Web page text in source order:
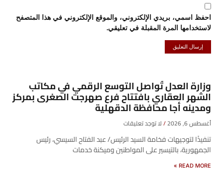
احفظ اسمي، بريدي الإلكتروني، والموقع الإلكتروني في هذا المتصفح
لاستخدامها المرة المقبلة في تعليقي.
وزارة العدل تُواصل التوسع الرقمي في مكاتب
الشهر العقاري بافتتاح فرع صهرجت الصغرى بمركز
ومدينه أجا محافظة الدقهلية
أغسطس 6, 2026 لا توجد تعليقات
تنفيذًا لتوجيهات فخامة السيد الرئيس/ عبد الفتاح السيسي، رئيس
الجمهورية، بالتيسير على المواطنين وميكنة خدمات
READ MORE »